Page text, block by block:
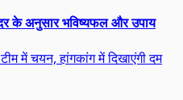
के अनुसार भविष्यफल और उपाय